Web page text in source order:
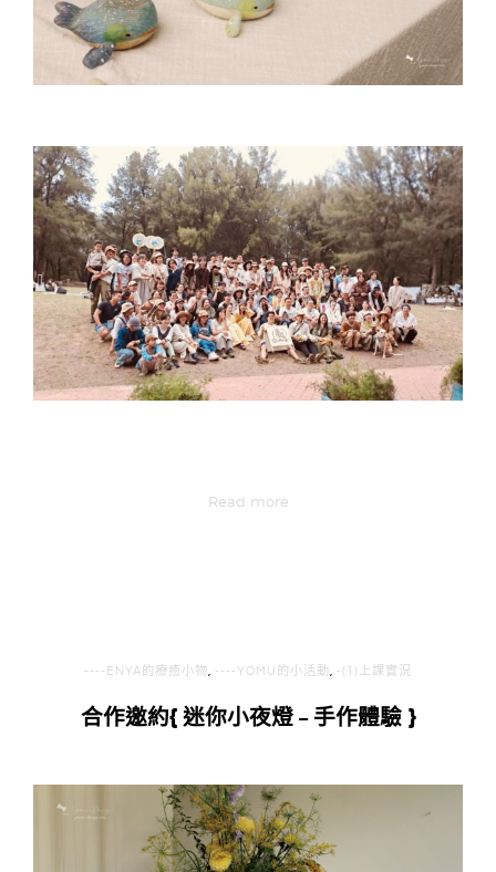
Read more
----ENYA的療癒小物, ----YOMU的小活動 , -(1)上課實況
合作邀約{ 迷你小夜燈 – 手作體驗 }